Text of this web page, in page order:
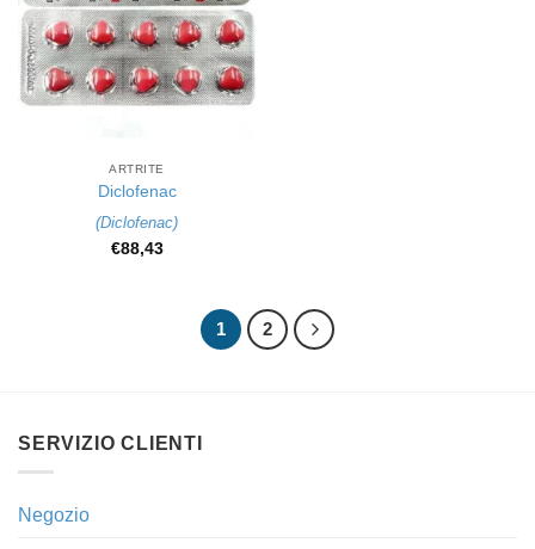
ARTRITE
Diclofenac
(Diclofenac)
€88,43
1 2
SERVIZIO CLIENTI
Negozio